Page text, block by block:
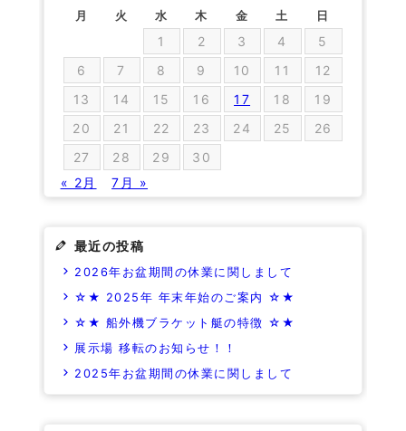
月 火 水 木 金 土 日
1 2 3 4
5
6
7 8 9 10 11
12
13
14 15 16 17 18
19
20
21 22 23 24 25
26
27
28 29
30
« 2月
7月 »
最近の投稿
2026年お盆期間の休業に関しまして
☆★ 2025年 年末年始のご案内 ☆★
☆★ 船外機ブラケット艇の特徴 ☆★
展示場 移転のお知らせ！！
2025年お盆期間の休業に関しまして